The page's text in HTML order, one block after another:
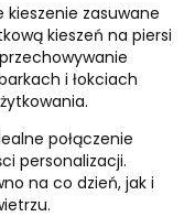
kieszenie zasuwane
kieszeń na piersi
i łokciach
połączenie
personalizacji.
na co dzień, jak i